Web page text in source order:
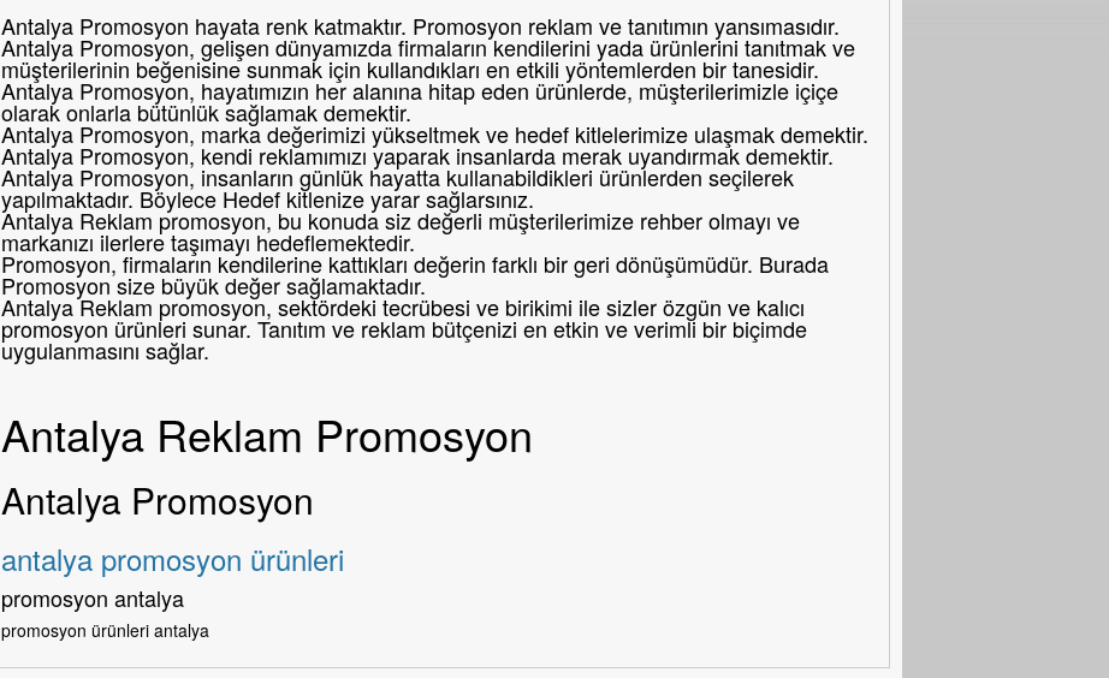
Antalya Promosyon hayata renk katmaktır. Promosyon reklam ve tanıtımın yansımasıdır.
Antalya Promosyon, gelişen dünyamızda firmaların kendilerini yada ürünlerini tanıtmak ve
müşterilerinin beğenisine sunmak için kullandıkları en etkili yöntemlerden bir tanesidir.
Antalya Promosyon, hayatımızın her alanına hitap eden ürünlerde, müşterilerimizle içiçe
olarak onlarla bütünlük sağlamak demektir.
Antalya Promosyon, marka değerimizi yükseltmek ve hedef kitlelerimize ulaşmak demektir.
Antalya Promosyon, kendi reklamımızı yaparak insanlarda merak uyandırmak demektir.
Antalya Promosyon, insanların günlük hayatta kullanabildikleri ürünlerden seçilerek
yapılmaktadır. Böylece Hedef kitlenize yarar sağlarsınız.
Antalya Reklam promosyon, bu konuda siz değerli müşterilerimize rehber olmayı ve
markanızı ilerlere taşımayı hedeflemektedir.
Promosyon, firmaların kendilerine kattıkları değerin farklı bir geri dönüşümüdür. Burada
Promosyon size büyük değer sağlamaktadır.
Antalya Reklam promosyon, sektördeki tecrübesi ve birikimi ile sizler özgün ve kalıcı
promosyon ürünleri sunar. Tanıtım ve reklam bütçenizi en etkin ve verimli bir biçimde
uygulanmasını sağlar.
Antalya Reklam Promosyon
Antalya Promosyon
antalya promosyon ürünleri
promosyon antalya
promosyon ürünleri antalya